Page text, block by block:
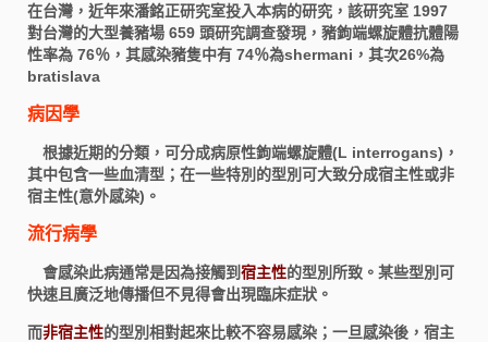
在台灣，近年來潘銘正研究室投入本病的研究，該研究室 1997
對台灣的大型養豬場 659 頭研究調查發現，豬鉤端螺旋體抗體陽
性率為 76％，其感染豬隻中有 74％為shermani，其次26%為
bratislava
病因學
根據近期的分類，可分成病原性鉤端螺旋體(L interrogans)，
其中包含一些血清型；在一些特別的型別可大致分成宿主性或非
宿主性(意外感染)。
流行病學
會感染此病通常是因為接觸到宿主性的型別所致。某些型別可
快速且廣泛地傳播但不見得會出現臨床症狀。
而非宿主性的型別相對起來比較不容易感染；一旦感染後，宿主